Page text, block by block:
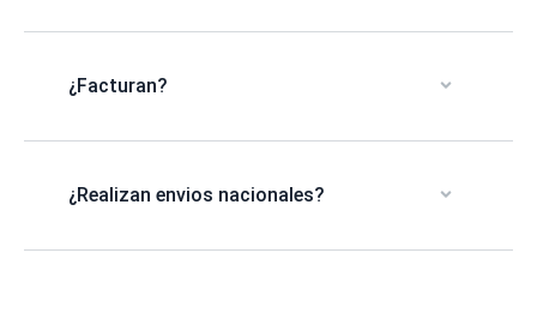
¿Facturan?
¿Realizan envios nacionales?